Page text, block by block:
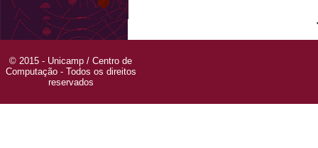
© 2015 - Unicamp / Centro de
Computação - Todos os direitos
reservados